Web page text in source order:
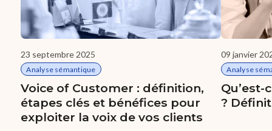
23 septembre 2025
Analyse sémantique
Voice of Customer : définition,
étapes clés et bénéfices pour
exploiter la voix de vos clients
09 janvier
Analyse
?